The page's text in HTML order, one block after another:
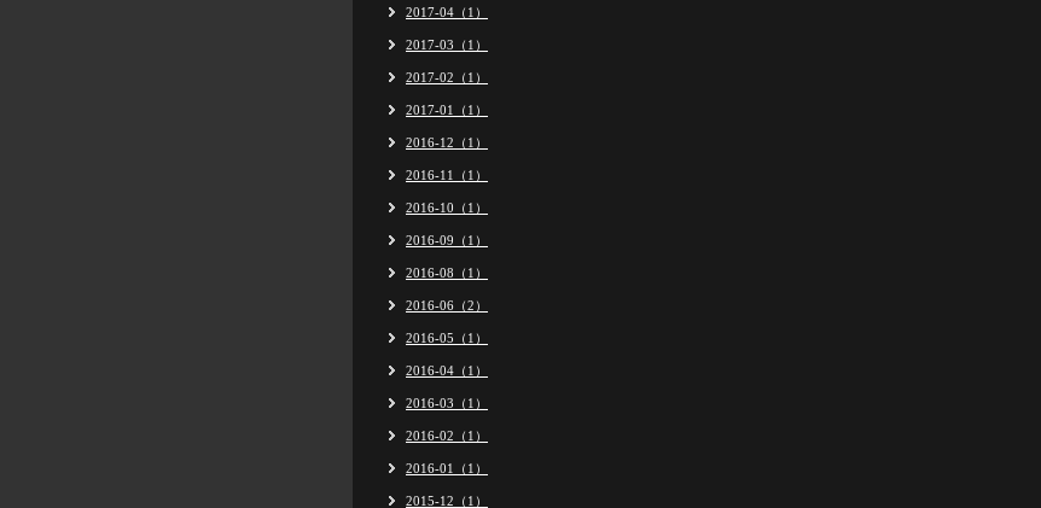
2017-04（1）
2017-03（1）
2017-02（1）
2017-01（1）
2016-12（1）
2016-11（1）
2016-10（1）
2016-09（1）
2016-08（1）
2016-06（2）
2016-05（1）
2016-04（1）
2016-03（1）
2016-02（1）
2016-01（1）
2015-12（1）